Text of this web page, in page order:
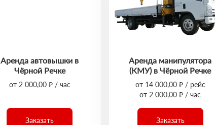
Аренда автовышки в
Чёрной Речке
от 2 000,00 ₽ / час
Заказать
Аренда манипулятора
(КМУ) в Чёрной Речке
от 14 000,00 ₽ / рейс
от 2 000,00 ₽ / час
Заказать